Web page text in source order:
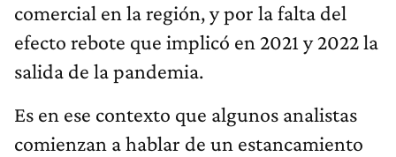
comercial en la región, y por la falta del
efecto rebote que implicó en 2021 y 2022 la
salida de la pandemia.
Es en ese contexto que algunos analistas
comienzan a hablar de un estancamiento